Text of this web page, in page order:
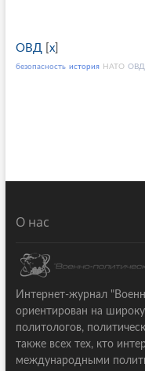
ОВД x]
безопасность история НАТО ОВД
О нас
Интернет-журнал
ориентирован на
политологов,
также всех тех, кто
международными